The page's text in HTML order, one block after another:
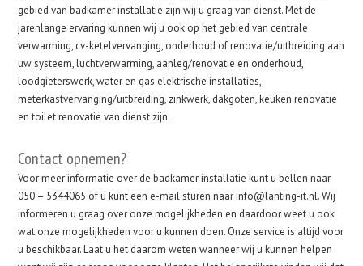
gebied van badkamer installatie zijn wij u graag van dienst. Met de
jarenlange ervaring kunnen wij u ook op het gebied van centrale
verwarming, cv-ketelvervanging, onderhoud of renovatie/uitbreiding aan
uw systeem, luchtverwarming, aanleg/renovatie en onderhoud,
loodgieterswerk, water en gas elektrische installaties,
meterkastvervanging/uitbreiding, zinkwerk, dakgoten, keuken renovatie
en toilet renovatie van dienst zijn.
Contact opnemen?
Voor meer informatie over de badkamer installatie kunt u bellen naar
050 – 5344065 of u kunt een e-mail sturen naar info@lanting-it.nl. Wij
informeren u graag over onze mogelijkheden en daardoor weet u ook
wat onze mogelijkheden voor u kunnen doen. Onze service is altijd voor
u beschikbaar. Laat u het daarom weten wanneer wij u kunnen helpen